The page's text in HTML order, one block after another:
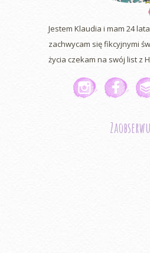
Jestem Klaudia i mam 24
zachwycam się fikcyjnymi
życia czekam na swój list z